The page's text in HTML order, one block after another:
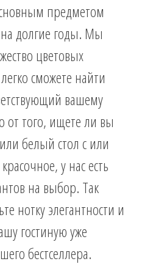
предметом
долгие годы. Мы
цветовых
сможете найти
вашему
от того, ищете ли вы
белый стол c или
у нас есть
на выбор. Так
нотку элегантности и
гостиную уже
бестселлера.